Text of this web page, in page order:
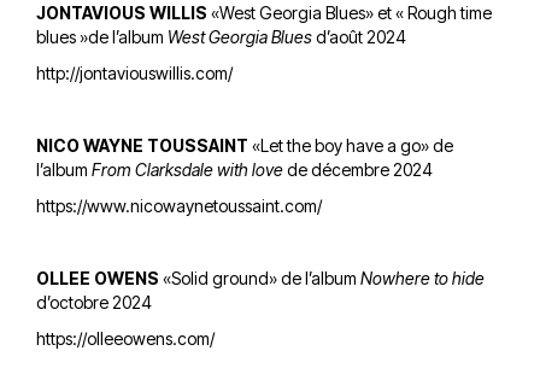
JONTAVIOUS WILLIS «West Georgia Blues» et « Rough time
blues »de l’album West Georgia Bluesd’août 2024
http://jontaviouswillis.com/
NICO WAYNE TOUSSAINT «Let the boy have a go» de
l’album From Clarksdale with lovede décembre 2024
https://www.nicowaynetoussaint.com/
OLLEE OWENS «Solid ground» de l’album Nowhere to hide
d’octobre 2024
https://olleeowens.com/